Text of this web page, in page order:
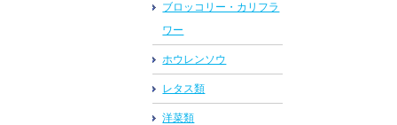
ブロッコリー・カリフラ
ワー
ホウレンソウ
レタス類
洋菜類